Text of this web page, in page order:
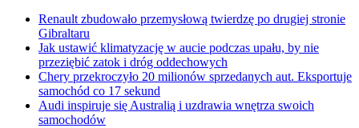
Renault zbudowało przemysłową twierdzę po drugiej stronie
Gibraltaru
Jak ustawić klimatyzację w aucie podczas upału, by nie
przeziębić zatok i dróg oddechowych
Chery przekroczyło 20 milionów sprzedanych aut. Eksportuje
samochód co 17 sekund
Audi inspiruje się Australią i uzdrawia wnętrza swoich
samochodów